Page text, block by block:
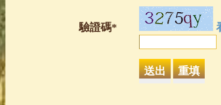
驗證碼*